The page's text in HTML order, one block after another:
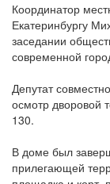
Координатор
Екатеринбургу
заседании
современной
Депутат
осмотр дворовой
130.
В доме был
прилегающей